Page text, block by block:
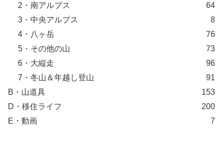
2・南アルプス
64
3・中央アルプス
8
4・八ヶ岳
76
5・その他の山
73
6・大縦走
96
7・冬山＆年越し登山
91
B・山道具
153
D・移住ライフ
200
E・動画
7